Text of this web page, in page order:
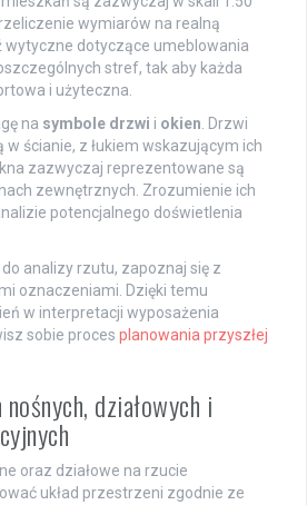
wymiarów na realną
wytyczne dotyczące umeblowania
stref, tak aby każda
i użyteczna.
na symbole drzwi i okien . Drzwi
ścianie, z łukiem wskazującym ich
zazwyczaj reprezentowane są
zewnętrznych. Zrozumienie ich
potencjalnego doświetlenia
analizy rzutu, zapoznaj się z
oznaczeniami. Dzięki temu
w interpretacji wyposażenia
sobie proces planowania przyszłej
działowych i
oraz działowe na rzucie
układ przestrzeni zgodnie ze